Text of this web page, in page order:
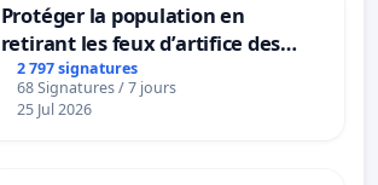
Protéger la population en
retirant les feux d’artifice des
rayons
2 797 signatures
68 Signatures / 7 jours
25 Jul 2026